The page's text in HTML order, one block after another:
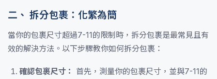
二、 拆分包裹：化繁為簡
當你的包裹尺寸超過7-11的限制時，拆分包裹是最常見且有
效的解決方法。以下步驟教你如何拆分包裹：
確認包裹尺寸：
首先，測量你的包裹尺寸，並與7-11的